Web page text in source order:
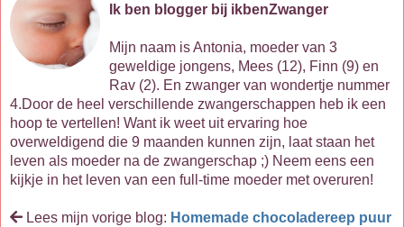
Ik ben blogger bij ikbenZwanger
Mijn naam is Antonia, moeder van 3
geweldige jongens, Mees (12), Finn (9) en
Rav (2). En zwanger van wondertje nummer
4.Door de heel verschillende zwangerschappen heb ik een
hoop te vertellen! Want ik weet uit ervaring hoe
overweldigend die 9 maanden kunnen zijn, laat staan het
leven als moeder na de zwangerschap ;) Neem eens een
kijkje in het leven van een full-time moeder met overuren!
Lees mijn vorige blog: Homemade chocoladereep puur